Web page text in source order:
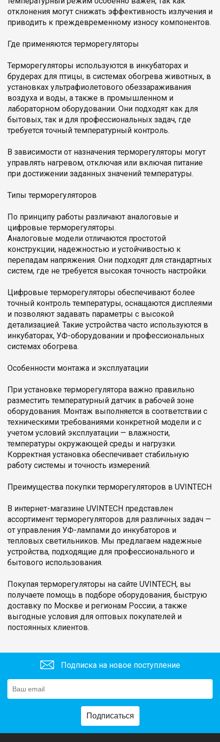
отклонения могут снижать эффективность излучения и
приводить к преждевременному износу компонентов.
Где применяются терморегуляторы
Терморегуляторы используются в инкубаторах и
брудерах для птицы, в системах обогрева животных, в
установках ультрафиолетового обеззараживания
воздуха и воды, а также в промышленном и
лабораторном оборудовании. Они подходят как для
бытовых, так и для профессиональных задач, где
требуется точный температурный контроль.
В зависимости от назначения терморегуляторы могут
управлять нагревом, отключая или включая питание
при достижении заданных значений температуры.
Типы терморегуляторов
По принципу работы различают аналоговые и
цифровые терморегуляторы.
Аналоговые модели отличаются простотой
конструкции, надежностью и устойчивостью к
перепадам напряжения. Они подходят для стандартных
систем, где не требуется высокая точность настройки.
Цифровые терморегуляторы обеспечивают более
точный контроль температуры, оснащаются дисплеями
и позволяют задавать параметры с высокой
детализацией. Такие устройства часто используются в
инкубаторах, УФ-оборудовании и профессиональных
системах обогрева.
Особенности монтажа и эксплуатации
При установке терморегулятора важно правильно
разместить температурный датчик в рабочей зоне
оборудования. Монтаж выполняется в соответствии с
техническими требованиями конкретной модели и с
учетом условий эксплуатации — влажности,
температуры окружающей среды и нагрузки.
Корректная установка обеспечивает стабильную
работу системы и точность измерений.
Преимущества покупки терморегуляторов в UVINTECH
В интернет-магазине UVINTECH представлен
ассортимент терморегуляторов для различных задач —
от управления УФ-лампами до инкубаторов и
тепловых светильников. Мы предлагаем надежные
устройства, подходящие для профессионального и
бытового использования.
Покупая терморегуляторы на сайте UVINTECH, вы
получаете помощь в подборе оборудования, быструю
доставку по Москве и регионам России, а также
выгодные условия для оптовых покупателей и
постоянных клиентов.
Подписка на новое поступление
Подписаться